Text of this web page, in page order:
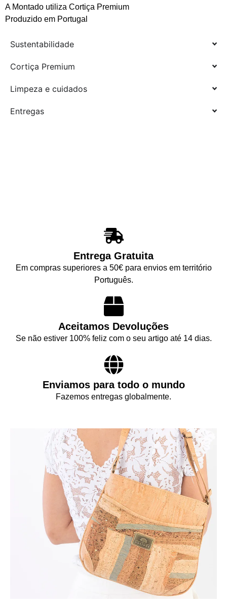
A Montado utiliza Cortiça Premium
Produzido em Portugal
Sustentabilidade
Cortiça Premium
Limpeza e cuidados
Entregas
Entrega Gratuita
Em compras superiores a 50€ para envios em território
Português.
Aceitamos Devoluções
Se não estiver 100% feliz com o seu artigo até 14 dias.
Enviamos para todo o mundo
Fazemos entregas globalmente.